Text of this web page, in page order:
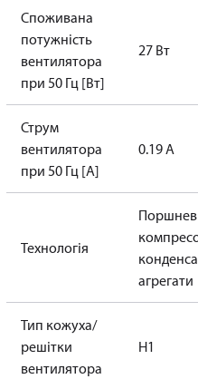
Протитиск
Споживана
потужність
вентилятора
при 50 Гц [Вт]
27 Вт
Струм
вентилятора
при 50 Гц [A]
0.19 А
Технологія
агрегати
Тип кожуха/
решітки
вентилятора
H1